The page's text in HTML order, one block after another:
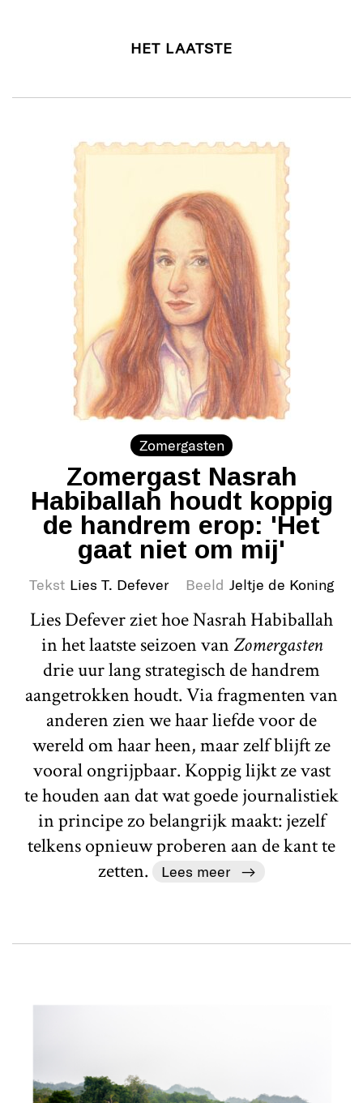
HET LAATSTE
Zomergasten
Zomergast Nasrah
Habiballah houdt koppig
de handrem erop: 'Het
gaat niet om mij'
Tekst Lies T. Defever Beeld Jeltje de Koning
Lies Defever ziet hoe Nasrah Habiballah
in het laatste seizoen vanZomergasten
drie uur lang strategisch de handrem
aangetrokken houdt. Via fragmenten van
anderen zien we haar liefde voor de
wereld om haar heen, maar zelf blijft ze
vooral ongrijpbaar. Koppig lijkt ze vast
te houden aan dat wat goede journalistiek
in principe zo belangrijk maakt: jezelf
telkens opnieuw proberen aan de kant te
zetten.
Lees meer